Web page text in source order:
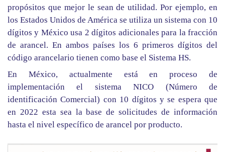
propósitos que mejor le sean de utilidad. Por ejemplo, en
los Estados Unidos de América se utiliza un sistema con 10
dígitos y México usa 2 dígitos adicionales para la fracción
de arancel. En ambos países los 6 primeros dígitos del
código arancelario tienen como base el Sistema HS.
En México, actualmente está en proceso de
implementación el sistema NICO (Número de
identificación Comercial) con 10 dígitos y se espera que
en 2022 esta sea la base de solicitudes de información
hasta el nivel específico de arancel por producto.